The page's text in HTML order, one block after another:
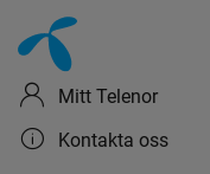
Mitt Telenor
Kontakta oss